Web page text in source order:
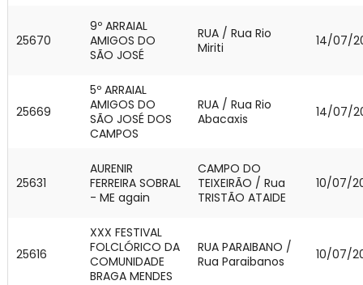
25670
9º ARRAIAL
AMIGOS DO
SÃO JOSÉ
RUA / Rua Rio
Miriti
14/07/
25669
5º ARRAIAL
AMIGOS DO
SÃO JOSÉ DOS
CAMPOS
RUA / Rua Rio
Abacaxis
14/07/
25631
AURENIR
FERREIRA SOBRAL
- ME again
CAMPO DO
TEIXEIRÃO / Rua
TRISTÃO ATAIDE
10/07/
25616
XXX FESTIVAL
FOLCLÓRICO DA
COMUNIDADE
BRAGA MENDES
RUA PARAIBANO /
Rua Paraibanos
10/07/